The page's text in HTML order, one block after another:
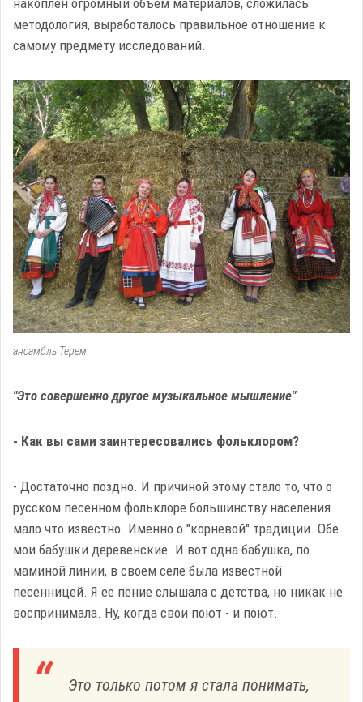
методология, выработалось правильное отношение к
самому предмету исследований.
ансамбль Терем
"Это совершенно другое музыкальное мышление"
- Как вы сами заинтересовались фольклором?
- Достаточно поздно. И причиной этому стало то, что о
русском песенном фольклоре большинству населения
мало что известно. Именно о "корневой" традиции. Обе
мои бабушки деревенские. И вот одна бабушка, по
маминой линии, в своем селе была известной
песенницей. Я ее пение слышала с детства, но никак не
воспринимала. Ну, когда свои поют - и поют.
Это только потом я стала понимать,